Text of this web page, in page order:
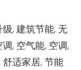
级,建筑节能,无
调, 空气能, 空调,
舒适家居,节能